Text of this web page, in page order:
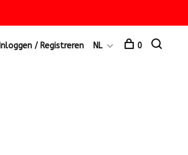
Inloggen / Registreren NL 0